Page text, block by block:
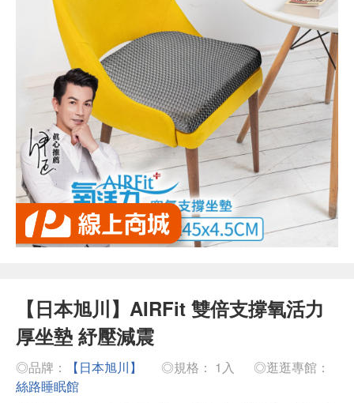
【日本旭川】AIRFit 雙倍支撐氧活力
厚坐墊 紓壓減震
◎品牌： 【日本旭川】 ◎規格： 1入
◎逛逛專館：
絲路睡眠館